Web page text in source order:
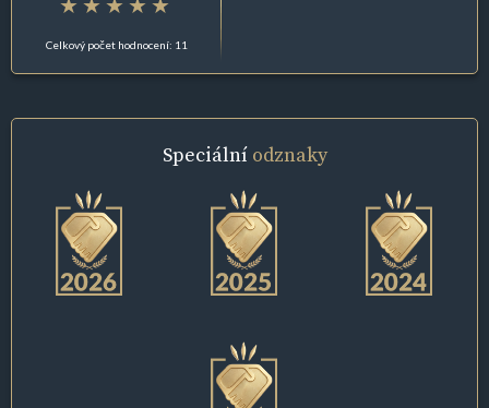
Celkový počet hodnocení: 11
Speciální odznaky